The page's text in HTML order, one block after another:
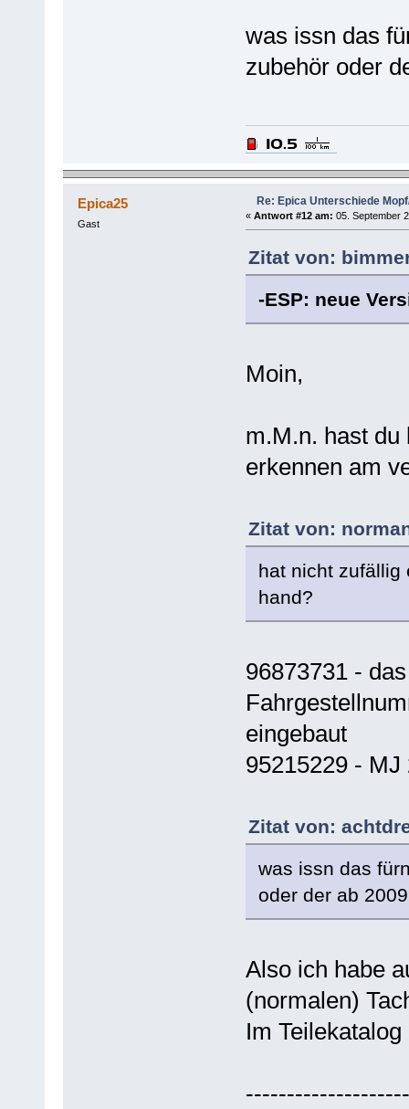
was issn das
zubehör oder
Epica25
Gast
Re: Epica Unterschiede
« Antwort #12 am: 05. September
Zitat von:
-ESP: neue
Moin,
m.M.n. hast du
erkennen am
Zitat von:
hat nicht zufällig
hand?
96873731 -
eingebaut
95215229 - MJ
Zitat von:
was issn das
oder der ab
Also ich habe
(normalen)
Im